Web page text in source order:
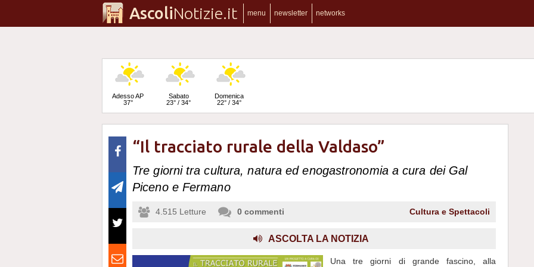
AscoliNotizie.it menu newsletter networks
Adesso AP
37°
Sabato
23° / 34°
Domenica
22° / 34°
Lunedì
22° / 35°
“Il tracciato rurale della Valdaso”
Tre giorni tra cultura, natura ed enogastronomia a cura dei Gal
Piceno e Fermano
4.515 Letture 0 commenti Cultura e Spettacoli
ASCOLTA LA NOTIZIA
Una tre giorni di grande fascino, alla